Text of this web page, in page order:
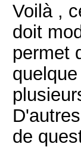
Voilà ,
doit
permet
de